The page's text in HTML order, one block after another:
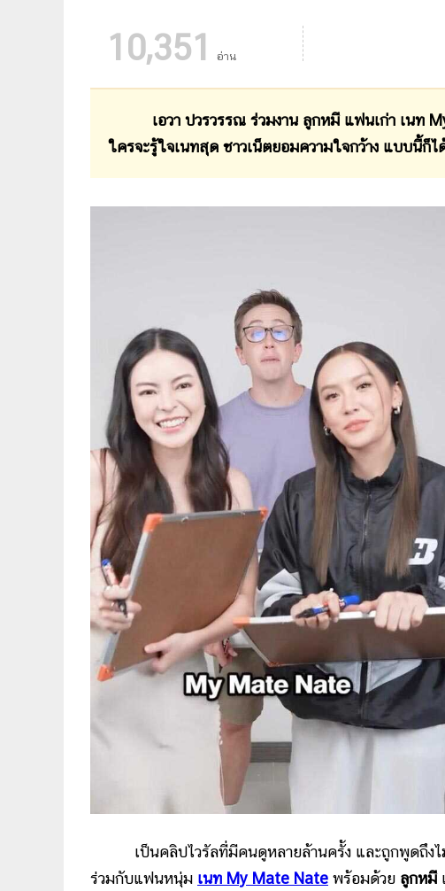
10,351 อ่าน
เอวา ปวรวรรณ ร่วมงาน ลูกหมี แฟนเก่า เนท
ใครจะรู้ใจเนทสุด ชาวเน็ตยอมความใจกว้าง แบบนี้ก็ไ
เป็นคลิปไวรัลที่มีคนดูหลายล้านครั้ง และถูกพูดถึงไ
ร่วมกับแฟนหนุ่ม เนท My Mate Nate พร้อมด้วย ลูกหมี